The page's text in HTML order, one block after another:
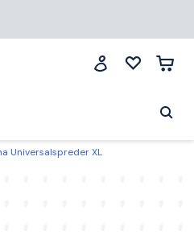
Universalspreder XL